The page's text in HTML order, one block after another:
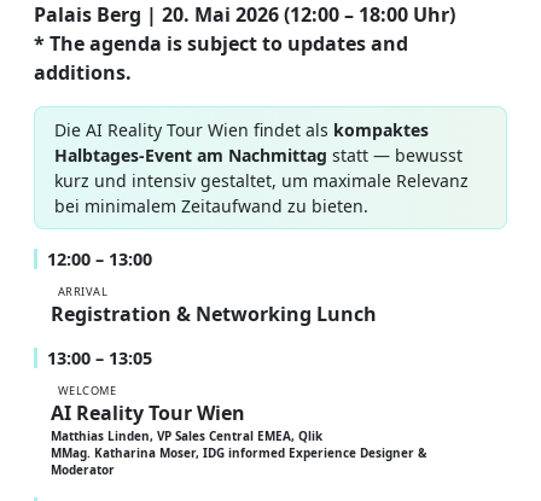
Palais Berg | 20. Mai 2026 (12:00 – 18:00 Uhr)
* The agenda is subject to updates and
additions.
Die AI Reality Tour Wien findet als kompaktes
Halbtages-Event am Nachmittag statt — bewusst
kurz und intensiv gestaltet, um maximale Relevanz
bei minimalem Zeitaufwand zu bieten.
12:00 – 13:00
ARRIVAL
Registration & Networking Lunch
13:00 – 13:05
WELCOME
AI Reality Tour Wien
Matthias Linden, VP Sales Central EMEA, Qlik
MMag. Katharina Moser, IDG informed Experience Designer &
Moderator